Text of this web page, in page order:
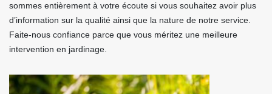
sommes entièrement à votre écoute si vous souhaitez avoir plus
d’information sur la qualité ainsi que la nature de notre service.
Faite-nous confiance parce que vous méritez une meilleure
intervention en jardinage.